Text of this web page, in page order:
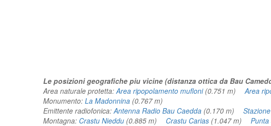
Le posizioni geografiche piu vicine (distanza ottica da Bau
Area naturale protetta:Area ripopolamento mufloni(0.751 m)Area
Monumento: La Madonnina (0.767 m)
Emittente radiofonica:Antenna Radio Bau Caedda (0.170 m)
Montagna: Crastu Nieddu (0.885 m) Crastu Carias (1.047 m)